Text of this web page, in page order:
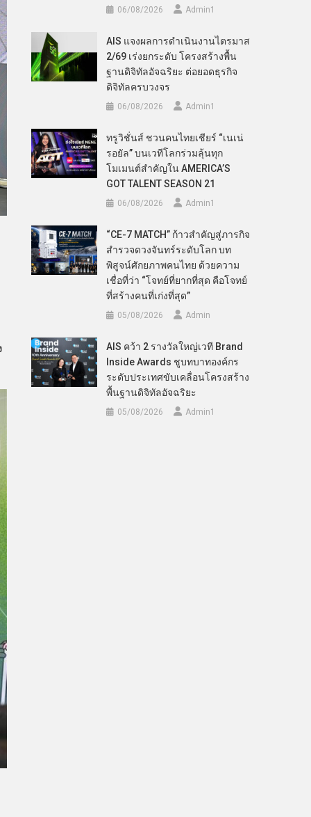
06/08/2026 Admin​1
AIS แจงผลการดำเนินงานไตรมาส
2/69 เร่งยกระดับ โครงสร้างพื้น
ฐานดิจิทัลอัจฉริยะ ต่อยอดธุรกิจ
ดิจิทัลครบวงจร
06/08/2026 Admin​1
ทรูวิชั่นส์ ชวนคนไทยเชียร์ “เนเน่
รอยัล” บนเวทีโลกร่วมลุ้นทุก
โมเมนต์สำคัญใน AMERICA’S
GOT TALENT SEASON 21
06/08/2026 Admin​1
“CE-7 MATCH” ก้าวสำคัญสู่ภารกิจ
สำรวจดวงจันทร์ระดับโลก บท
พิสูจน์ศักยภาพคนไทย ด้วยความ
เชื่อที่ว่า “โจทย์ที่ยากที่สุด คือโจทย์
ที่สร้างคนที่เก่งที่สุด”
05/08/2026 Admin
AIS คว้า 2 รางวัลใหญ่เวที Brand
Inside Awards ชูบทบาทองค์กร
ระดับประเทศขับเคลื่อนโครงสร้าง
พื้นฐานดิจิทัลอัจฉริยะ
05/08/2026 Admin​1